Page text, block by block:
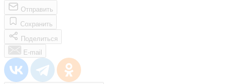
Отправить
Сохранить
Поделиться
E-mail